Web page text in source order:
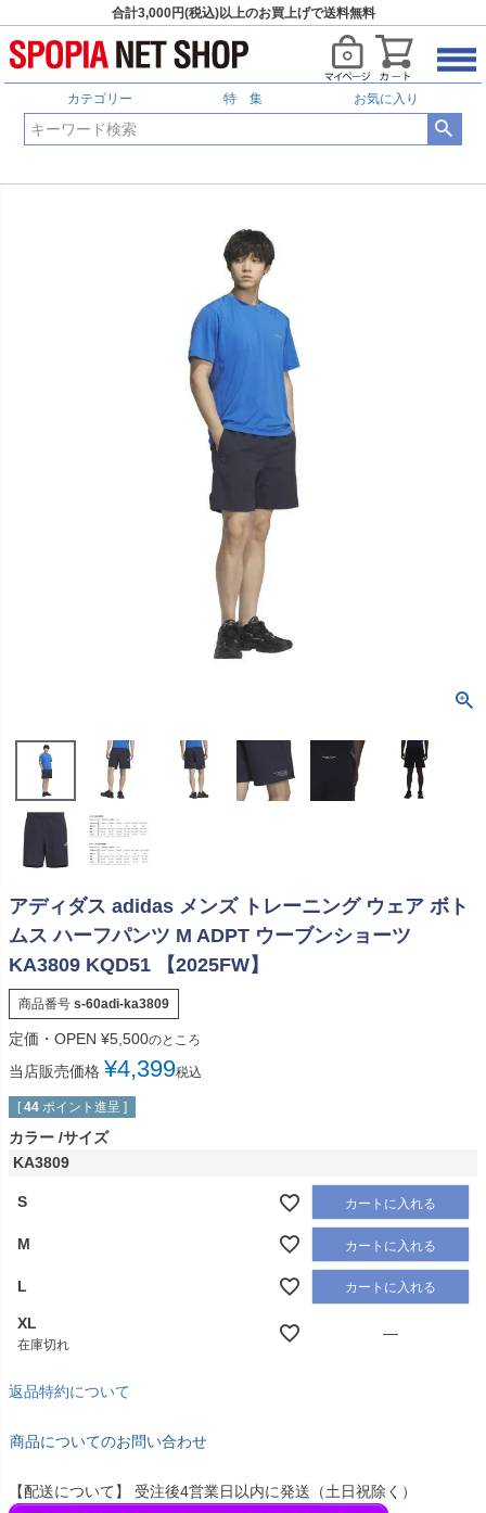
合計3,000円(税込)以上のお買上げで送料無料
カテゴリー 特 集 お気に入り
アディダス adidas メンズ トレーニング ウェア ボト
ムス ハーフパンツ M ADPT ウーブンショーツ
KA3809 KQD51 【2025FW】
商品番号 s-60adi-ka3809
定価・OPEN ¥5,500のところ
当店販売価格 ¥4,399税込
[ 44 ポイント進呈 ]
カラー サイズ
KA3809
S カートに入れる
M カートに入れる
L カートに入れる
XL
在庫切れ
—
返品特約について
商品についてのお問い合わせ
【配送について】 受注後4営業日以内に発送（土日祝除く）